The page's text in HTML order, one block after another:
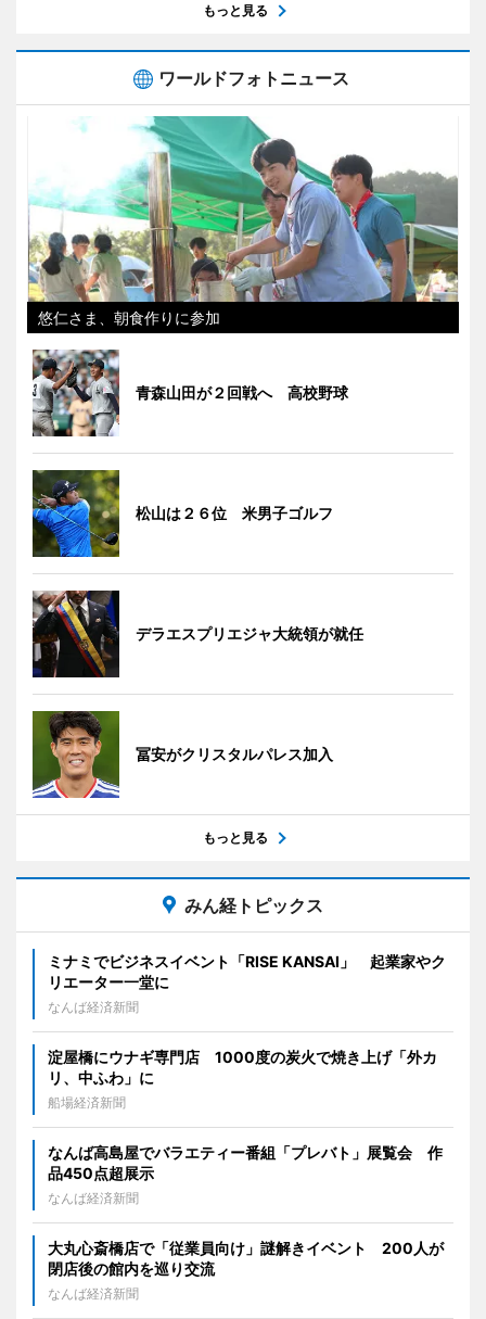
もっと見る
ワールドフォトニュース
悠仁さま、朝食作りに参加
青森山田が２回戦へ 高校野球
松山は２６位 米男子ゴルフ
デラエスプリエジャ大統領が就任
冨安がクリスタルパレス加入
もっと見る
みん経トピックス
ミナミでビジネスイベント「RISE KANSAI」 起業家やク
リエーター一堂に
なんば経済新聞
淀屋橋にウナギ専門店 1000度の炭火で焼き上げ「外カ
リ、中ふわ」に
船場経済新聞
なんば高島屋でバラエティー番組「プレバト」展覧会 作
品450点超展示
なんば経済新聞
大丸心斎橋店で「従業員向け」謎解きイベント 200人が
閉店後の館内を巡り交流
なんば経済新聞